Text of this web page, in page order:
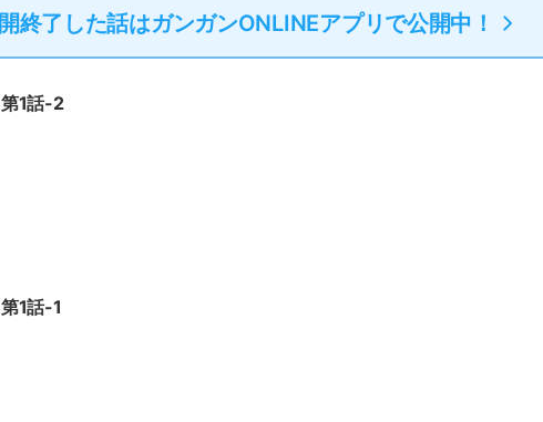
終了した話はガンガンONLINEアプリで公開中！
第1話-2
第1話-1